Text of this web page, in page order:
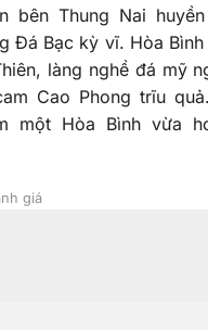
bên Thung Nai
Đá Bạc kỳ vĩ. Hòa
làng nghề đá mỹ
Cao Phong trĩu
một Hòa Bình vừa
giá